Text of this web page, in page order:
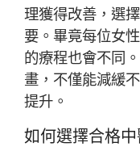
理獲得改善，選
要。畢竟每位女
的療程也會不同
畫，不僅能減緩
提升。
如何選擇合格中